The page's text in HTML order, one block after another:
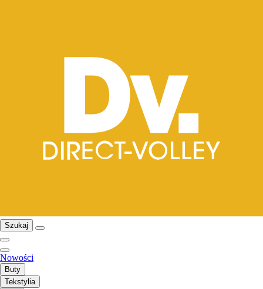
Szukaj
Nowości
Buty
Tekstylia